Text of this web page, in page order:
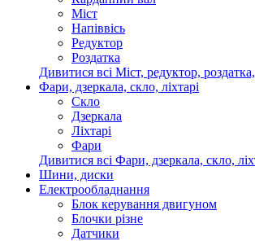
Міст
Напіввісь
Редуктор
Роздатка
Дивитися всі Міст, редуктор,
Фари, дзеркала, скло, ліхтарі
Cкло
Дзеркала
Ліхтарі
Фари
Дивитися всі Фари, дзеркала, скло,
Шини, диски
Електрообладнання
Блок керування двигуном
Блочки різне
Датчики